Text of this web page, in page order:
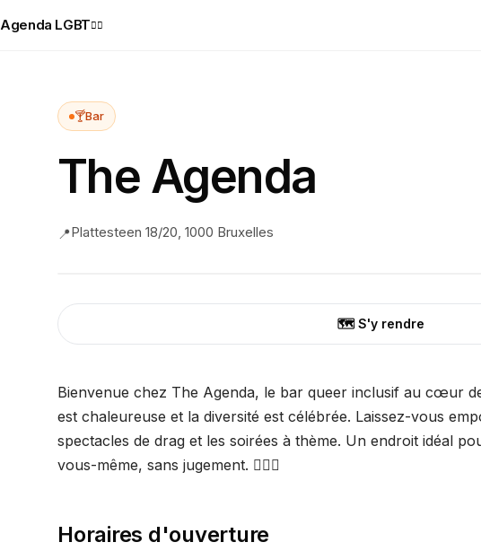
Agenda LGBT🏳️‍🌈
🍸Bar
The Agenda
📍Plattesteen 18/20, 1000 Bruxelles
🗺️ S'y rendre
Bienvenue chez The Agenda, le bar queer inclusif au cœur
est chaleureuse et la diversité est célébrée. Laissez-vous
spectacles de drag et les soirées à thème. Un endroit idéal
vous-même, sans jugement. 🏳️‍🌈🎶
Horaires d'ouverture